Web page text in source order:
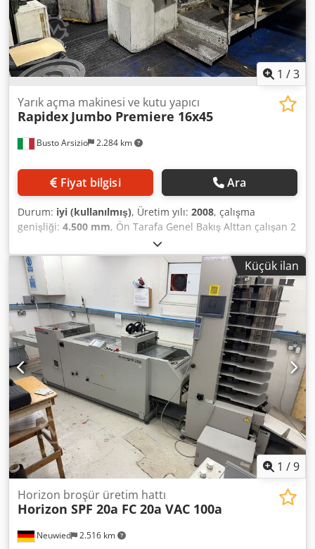
1 /3
Busto Arsizio 2.284 km
Yarık açma makinesi ve kutu yapıcı
Rapidex Jumbo Premiere 16x45
Fiyat bilgisi Ara
Durum: iyi (kullanılmış), Üretim yılı: 2008, çalışma
genişliği: 4.500 mm, Ön Tarafa Genel Bakış Alttan çalışan 2
numaralı baskı ünitesi Çift şaftlı otomatik oluklama
makinesi Üstten çalışan döner kalıp kesme makinesi
Katlama ve yapıştırma makinesi Cedpfszm Tcvex Amusrf
Valco MCP-12 elektronik yapıştırma ünitesi Dikiş başlığı
Yüksek yığınlı istifleme ünitesi Bilgisayar - Siemens
elektronik Maksimum kağıt boyutu 1.660 x 4.500 mm.
Küçük ilan
1 /9
Neuwied 2.516 km
Horizon broşür üretim hattı
Horizon SPF 20a FC 20a VAC 100a